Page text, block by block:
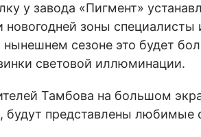
у завода «Пигмент»
зоны специалисты
сезоне это будет
световой иллюминации.
Тамбова на большом
будут представлены